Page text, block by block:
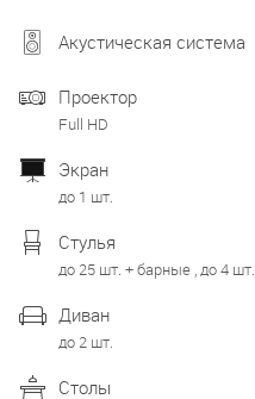
Акустическая система
Проектор
Full HD
Экран
до 1 шт.
Стулья
до 25 шт. + барные , до 4 шт.
Диван
до 2 шт.
Столы